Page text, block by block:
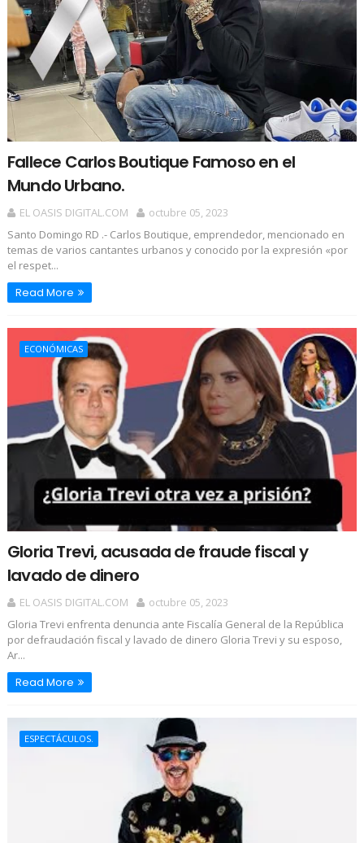
Fallece Carlos Boutique Famoso en el
Mundo Urbano.
EL OASIS DIGITAL.COM
octubre 05, 2023
Santo Domingo RD .- Carlos Boutique, emprendedor, mencionado en
temas de varios cantantes urbanos y conocido por la expresión «por
el respet...
Read More
ECONÓMICAS
Gloria Trevi, acusada de fraude fiscal y
lavado de dinero
EL OASIS DIGITAL.COM
octubre 05, 2023
Gloria Trevi enfrenta denuncia ante Fiscalía General de la República
por defraudación fiscal y lavado de dinero Gloria Trevi y su esposo,
Ar...
Read More
ESPECTÁCULOS.